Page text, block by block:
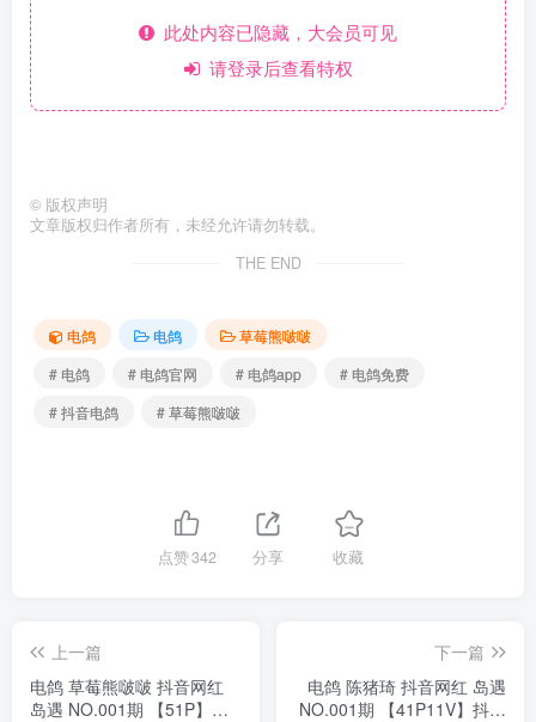
此处内容已隐藏，大会员可见
请登录后查看特权
© 版权声明
文章版权归作者所有，未经允许请勿转载。
THE END
电鸽 电鸽
草莓熊啵啵
# 电鸽
# 电鸽官网 # 电鸽app
# 电鸽免费
# 抖音电鸽
# 草莓熊啵啵
点赞342 分享 收藏
上一篇
电鸽 草莓熊啵啵 抖音网红
岛遇 NO.001期 【51P】抖
下一篇
电鸽 陈猪琦 抖音网红 岛遇
NO.001期 【41P11V】抖音